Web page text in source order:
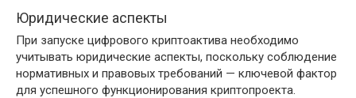
Юридические аспекты
При запуске цифрового криптоактива необходимо
учитывать юридические аспекты, поскольку соблюдение
нормативных и правовых требований — ключевой фактор
для успешного функционирования криптопроекта.